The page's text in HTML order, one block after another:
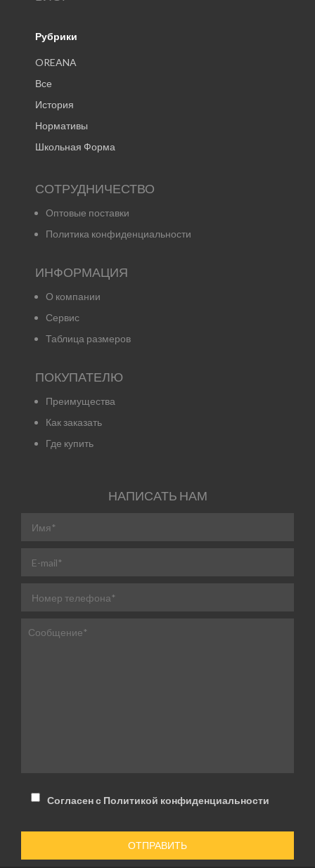
Рубрики
OREANA
Все
История
Нормативы
Школьная Форма
СОТРУДНИЧЕСТВО
Оптовые поставки
Политика конфиденциальности
ИНФОРМАЦИЯ
О компании
Сервис
Таблица размеров
ПОКУПАТЕЛЮ
Преимущества
Как заказать
Где купить
НАПИСАТЬ НАМ
Согласен с Политикой конфиденциальности